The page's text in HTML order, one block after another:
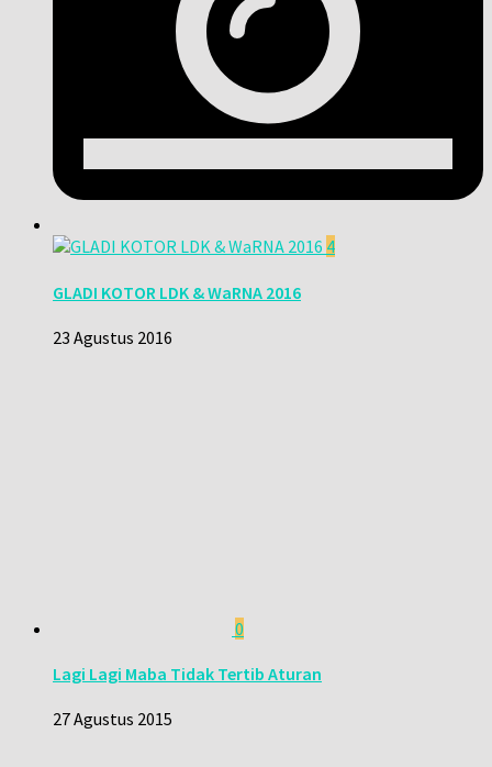
4
GLADI KOTOR LDK & WaRNA 2016
23 Agustus 2016
0
Lagi Lagi Maba Tidak Tertib Aturan
27 Agustus 2015